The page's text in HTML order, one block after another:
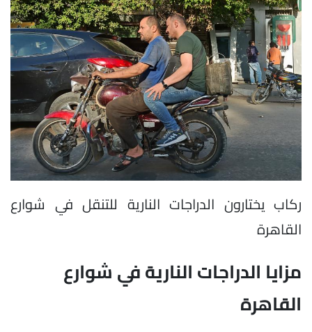
ركاب يختارون الدراجات النارية للتنقل في شوارع
القاهرة
مزايا الدراجات النارية في شوارع
القاهرة